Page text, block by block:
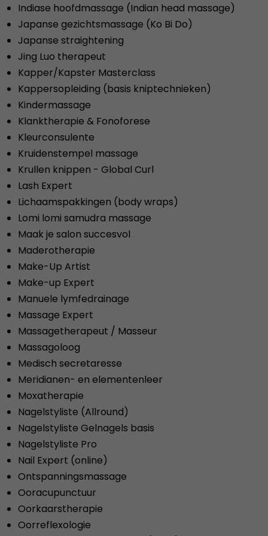
Indiase hoofdmassage (Indian head massage)
Japanse gezichtsmassage (Ko Bi Do)
Japanse straightening
Jing Luo therapeut
Kapper/Kapster Masterclass
Kappersopleiding (basis kniptechnieken)
Kindermassage
Klanktherapie & Fonoforese
Kleurconsulente
Kruidenstempel massage
Krullen knippen - Global Curl
Lash Expert
Lichaamspakkingen (body wraps)
Lomi lomi samudra massage
Maak je salon succesvol
Maderotherapie
Make-Up Artist
Make-up Expert
Manuele lymfedrainage
Massage Expert
Massagetherapeut / Masseur
Massagoloog
Medisch secretaresse
Meridianen- en elementenleer
Moxatherapie
Nagelstyliste (Allround)
Nagelstyliste Gelnagels basis
Nagelstyliste Pro
Nail Expert (online)
Ontspanningsmassage
Ooracupunctuur
Oorkaarstherapie
Oorreflexologie